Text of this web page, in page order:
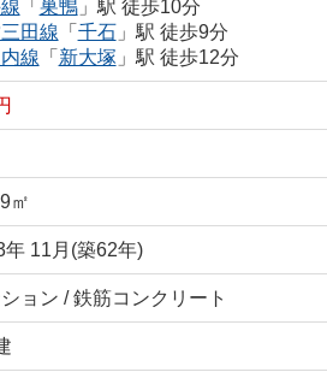
「 巣鴨」駅 徒歩10分
田線 「 千石」駅 徒歩9分
線 「 新大塚 」駅 徒歩12分
㎡
年 11月(築62年)
ョン / 鉄筋コンクリート